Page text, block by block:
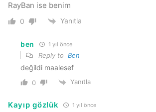
RayBan ise benim
0 Yanıtla
ben 1 yıl önce
Reply to Ben
değildi maalesef
0 Yanıtla
Kayıp gözlük 1 yıl önce